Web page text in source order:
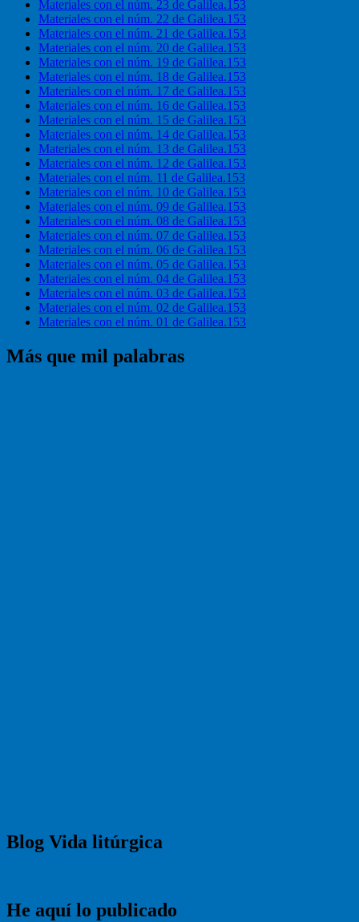
Materiales con el núm. 23 de Galilea.153
Materiales con el núm. 22 de Galilea.153
Materiales con el núm. 21 de Galilea.153
Materiales con el núm. 20 de Galilea.153
Materiales con el núm. 19 de Galilea.153
Materiales con el núm. 18 de Galilea.153
Materiales con el núm. 17 de Galilea.153
Materiales con el núm. 16 de Galilea.153
Materiales con el núm. 15 de Galilea.153
Materiales con el núm. 14 de Galilea.153
Materiales con el núm. 13 de Galilea.153
Materiales con el núm. 12 de Galilea.153
Materiales con el núm. 11 de Galilea.153
Materiales con el núm. 10 de Galilea.153
Materiales con el núm. 09 de Galilea.153
Materiales con el núm. 08 de Galilea.153
Materiales con el núm. 07 de Galilea.153
Materiales con el núm. 06 de Galilea.153
Materiales con el núm. 05 de Galilea.153
Materiales con el núm. 04 de Galilea.153
Materiales con el núm. 03 de Galilea.153
Materiales con el núm. 02 de Galilea.153
Materiales con el núm. 01 de Galilea.153
Más que mil palabras
Blog Vida litúrgica
He aquí lo publicado